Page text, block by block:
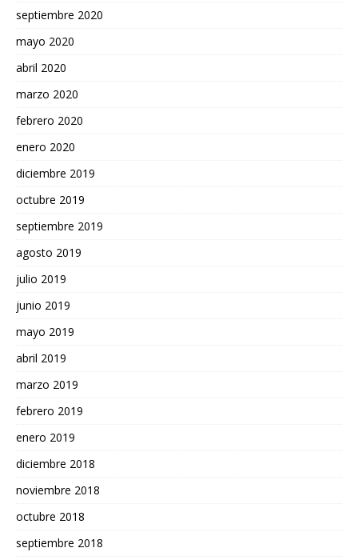
septiembre 2020
mayo 2020
abril 2020
marzo 2020
febrero 2020
enero 2020
diciembre 2019
octubre 2019
septiembre 2019
agosto 2019
julio 2019
junio 2019
mayo 2019
abril 2019
marzo 2019
febrero 2019
enero 2019
diciembre 2018
noviembre 2018
octubre 2018
septiembre 2018